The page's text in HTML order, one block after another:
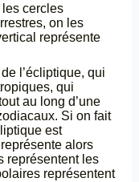
cercles
on les
représente
l’écliptique, qui
qui
au long d’une
Si on fait
est
alors
représentent les
représentent